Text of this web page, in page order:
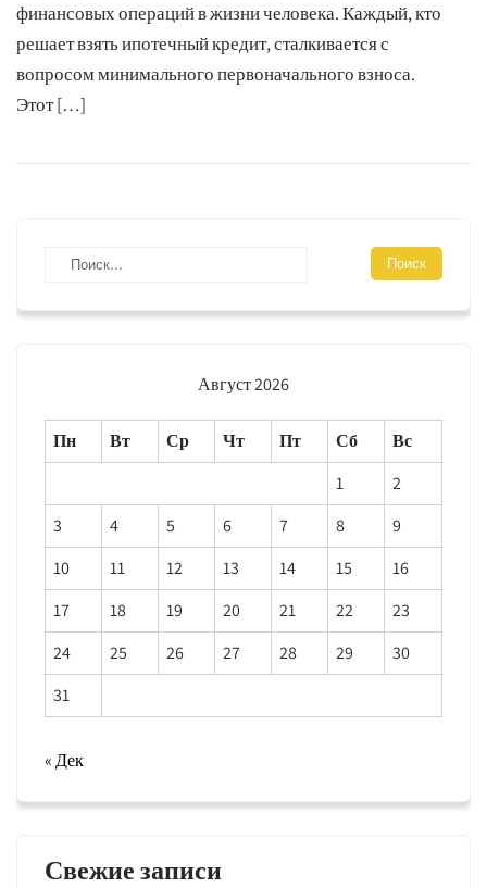
финансовых операций в жизни человека. Каждый, кто
решает взять ипотечный кредит, сталкивается с
вопросом минимального первоначального взноса.
Этот […]
Август 2026
Пн Вт Ср Чт Пт Сб
Вс
1
2
3
4 5 6 7 8
9
10
11 12 13 14 15
16
17
18 19 20 21 22
23
24
25 26 27 28 29
30
31
« Дек
Свежие записи